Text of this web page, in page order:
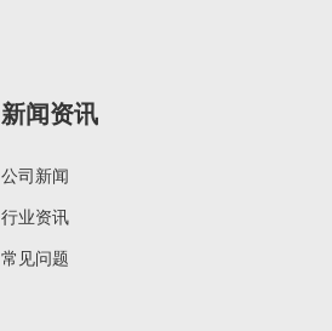
新闻资讯
公司新闻
行业资讯
常见问题